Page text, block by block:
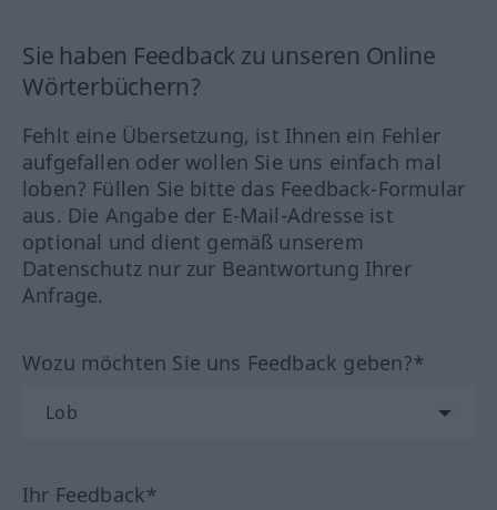
Sie haben Feedback zu unseren Online
Wörterbüchern?
Fehlt eine Übersetzung, ist Ihnen ein Fehler
aufgefallen oder wollen Sie uns einfach mal
loben? Füllen Sie bitte das Feedback-Formular
aus. Die Angabe der E-Mail-Adresse ist
optional und dient gemäß unserem
Datenschutz nur zur Beantwortung Ihrer
Anfrage.
Wozu möchten Sie uns Feedback geben?*
Ihr Feedback*